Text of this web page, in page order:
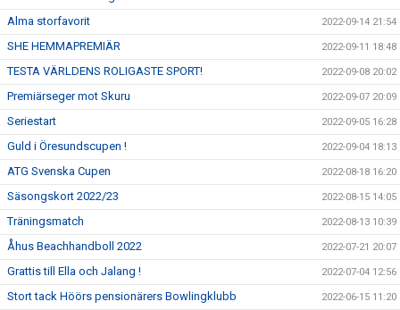
Alma storfavorit 2022-09-14 21:54
SHE HEMMAPREMIÄR 2022-09-11 18:48
TESTA VÄRLDENS ROLIGASTE SPORT! 2022-09-08 20:02
Premiärseger mot Skuru 2022-09-07 20:09
Seriestart 2022-09-05 16:28
Guld i Öresundscupen ! 2022-09-04 18:13
ATG Svenska Cupen 2022-08-18 16:20
Säsongskort 2022/23 2022-08-15 14:05
Träningsmatch 2022-08-13 10:39
Åhus Beachhandboll 2022 2022-07-21 20:07
Grattis till Ella och Jalang ! 2022-07-04 12:56
Stort tack Höörs pensionärers Bowlingklubb 2022-06-15 11:20